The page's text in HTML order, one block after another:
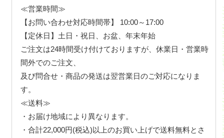
≪営業時間≫
【お問い合わせ対応時間帯】 10:00～17:00
【定休日】土日・祝日、お盆、年末年始
ご注文は24時間受け付けておりますが、休業日・営業時
間外でのご注文、
及び問合せ・商品の発送は翌営業日のご対応になりま
す。
≪送料≫
・お届け地域により異なります。
・合計22,000円(税込)以上のお買い上げで送料無料とさ